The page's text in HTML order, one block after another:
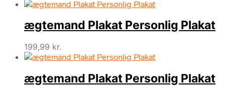
ægtemand Plakat Personlig Plakat
199,99 kr.
ægtemand Plakat Personlig Plakat